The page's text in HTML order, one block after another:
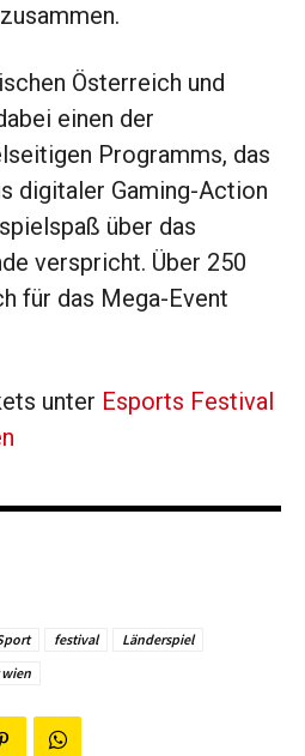
Österreich und
einen der
Programms, das
digitaler Gaming-Action
über das
verspricht. Über 250
für das Mega-Event
unter Esports Festival
festival
Länderspiel